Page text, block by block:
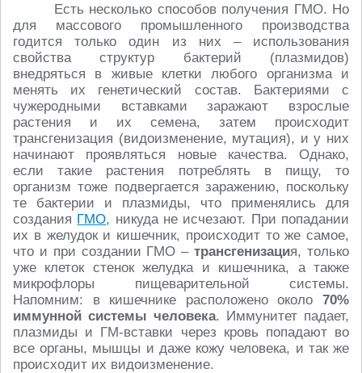
Есть несколько способов получения ГМО. Но
для массового промышленного производства
годится только один из них – использования
свойства структур бактерий (плазмидов)
внедряться в живые клетки любого организма и
менять их генетический состав. Бактериями с
чужеродными вставками заражают взрослые
растения и их семена, затем происходит
трансгенизация (видоизменение, мутация), и у них
начинают проявляться новые качества. Однако,
если такие растения потреблять в пищу, то
организм тоже подвергается заражению, поскольку
те бактерии и плазмиды, что применялись для
создания ГМО, никуда не исчезают. При попадании
их в желудок и кишечник, происходит то же самое,
что и при создании ГМО –трансгенизация, только
уже клеток стенок желудка и кишечника, а также
микрофлоры пищеварительной системы.
Напомним: в кишечнике расположено около 70%
иммунной системы человека. Иммунитет падает,
плазмиды и ГМ-вставки через кровь попадают во
все органы, мышцы и даже кожу человека, и так же
происходит их видоизменение.